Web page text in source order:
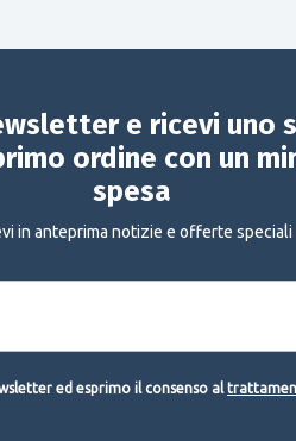
e ricevi uno
ordine con un
spesa
in anteprima notizie e offerte speciali
ed esprimo il consenso al